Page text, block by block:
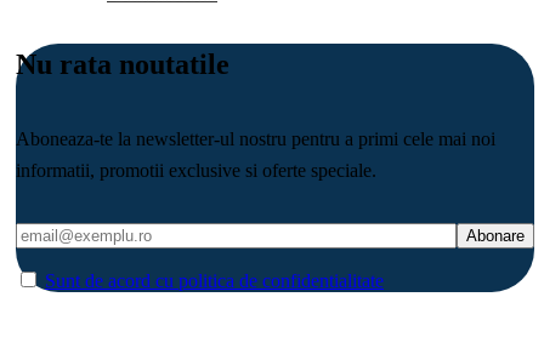
Nu rata noutatile
Aboneaza-te la newsletter-ul nostru pentru a primi cele mai noi
informatii, promotii exclusive si oferte speciale.
Sunt de acord cu politica de confidentialitate